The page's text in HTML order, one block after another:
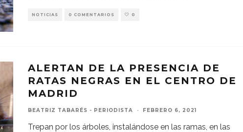
NOTICIAS 0 COMENTARIOS 0
ALERTAN DE LA PRESENCIA DE
RATAS NEGRAS EN EL CENTRO DE
MADRID
BEATRIZ TABARÉS - PERIODISTA · FEBRERO 6, 2021
Trepan por los árboles, instalándose en las ramas, en las